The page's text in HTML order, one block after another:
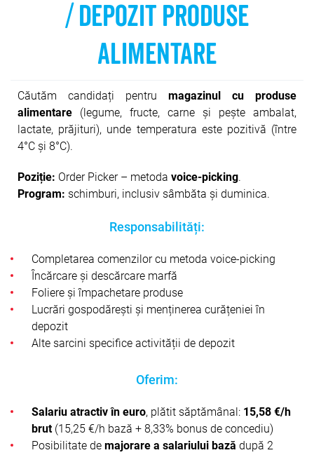
/ DEPOZIT PRODUSE
ALIMENTARE
Căutăm candidați pentru magazinul cu produse
alimentare (legume, fructe, carne și pește ambalat,
lactate, prăjituri), unde temperatura este pozitivă (între
4°C și 8°C).
Poziție: Order Picker – metoda voice-picking.
Program: schimburi, inclusiv sâmbăta și duminica.
Responsabilități:
Completarea comenzilor cu metoda voice-picking
Încărcare și descărcare marfă
Foliere și împachetare produse
Lucrări gospodărești și menținerea curățeniei în
depozit
Alte sarcini specifice activității de depozit
Oferim:
Salariu atractiv în euro, plătit săptămânal: 15,58 €/h
brut(15,25 €/h bază + 8,33% bonus de concediu)
Posibilitate de majorare a salariului bază după 2